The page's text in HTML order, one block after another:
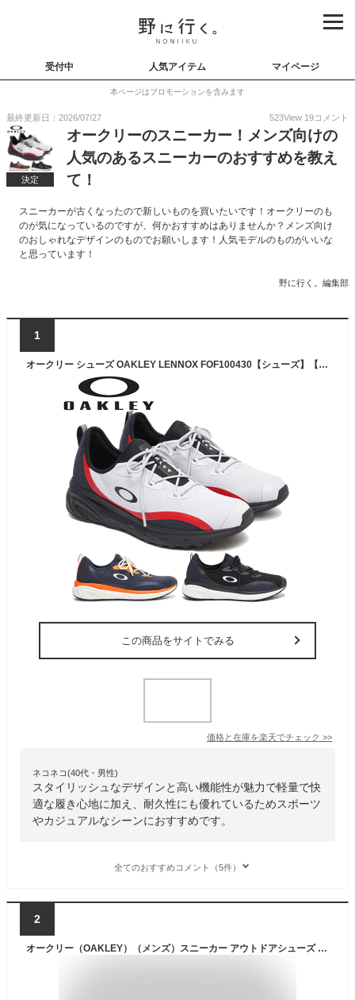
受付中 人気アイテム マイページ
本ページはプロモーションを含みます
最終更新日：2026/07/27 523View 19コメント
決定
オークリーのスニーカー！メンズ向けの
人気のあるスニーカーのおすすめを教え
て！
スニーカーが古くなったので新しいものを買いたいです！オークリーのも
のが気になっているのですが、何かおすすめはありませんか？メンズ向け
のおしゃれなデザインのものでお願いします！人気モデルのものがいいな
と思っています！
野に行く。編集部
1
オークリー シューズ OAKLEY LENNOX FOF100430【シューズ】【靴】【スニーカー】
この商品をサイトでみる
価格と在庫を楽天でチェック >>
ネコネコ(40代・男性)
スタイリッシュなデザインと高い機能性が魅力で軽量で快
適な履き心地に加え、耐久性にも優れているためスポーツ
やカジュアルなシーンにおすすめです。
全てのおすすめコメント（5件）
2
オークリー（OAKLEY）（メンズ）スニーカー アウトドアシューズ Light Breathe FOF100350-10R